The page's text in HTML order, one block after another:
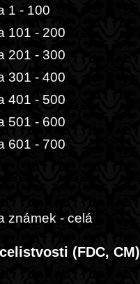
1 - 100
101 - 200
201 - 300
301 - 400
401 - 500
501 - 600
601 - 700
známek - celá
(FDC, CM)